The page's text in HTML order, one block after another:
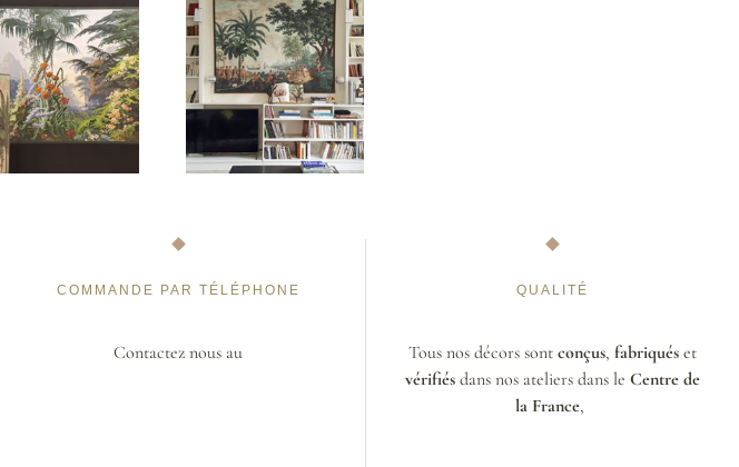
COMMANDE PAR TÉLÉPHONE
Contactez nous au
QUALITÉ
Tous nos décors sont conçus, fabriquéset
vérifiésdans nos ateliers dans le Centre de
la France,